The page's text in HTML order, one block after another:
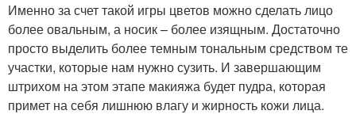
Именно за счет такой игры цветов можно сделать лицо
более овальным, а носик – более изящным. Достаточно
просто выделить более темным тональным средством те
участки, которые нам нужно сузить. И завершающим
штрихом на этом этапе макияжа будет пудра, которая
примет на себя лишнюю влагу и жирность кожи лица.